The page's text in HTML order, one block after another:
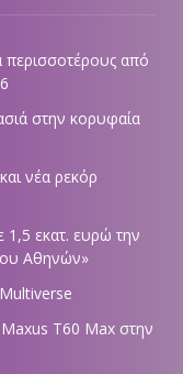
από
στην κορυφαία
νέα ρεκόρ
εκατ. ευρώ την
Αθηνών»
T60 Max στην